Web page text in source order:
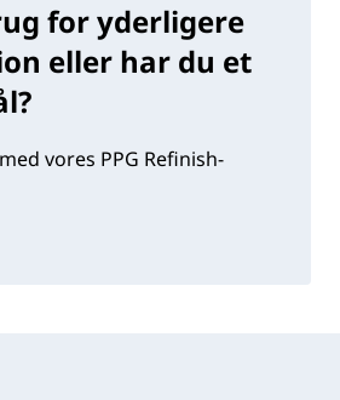
for yderligere
eller har du et
vores PPG Refinish-